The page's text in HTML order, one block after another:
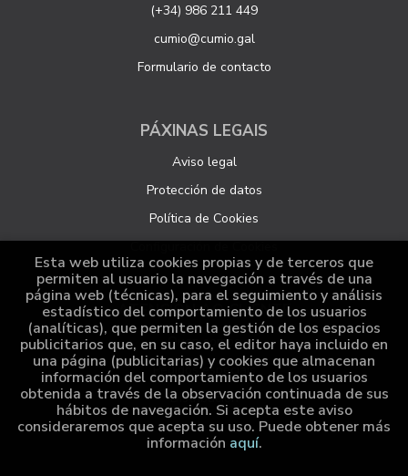
(+34) 986 211 449
cumio@cumio.gal
Formulario de contacto
PÁXINAS LEGAIS
Aviso legal
Protección de datos
Política de Cookies
Configuración de Cookies
ATENCIÓN AO CLIENTE
Quen somos
Pedidos especiais
Distribución
Esta web utiliza cookies propias y de terceros que
permiten al usuario la navegación a través de una
página web (técnicas), para el seguimiento y análisis
estadístico del comportamiento de los usuarios
(analíticas), que permiten la gestión de los espacios
publicitarios que, en su caso, el editor haya incluido en
una página (publicitarias) y cookies que almacenan
información del comportamiento de los usuarios
obtenida a través de la observación continuada de sus
hábitos de navegación. Si acepta este aviso
consideraremos que acepta su uso. Puede obtener más
información aquí.